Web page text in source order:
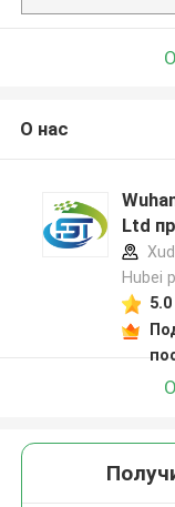
О нас
Ltd
Hubei
5.0